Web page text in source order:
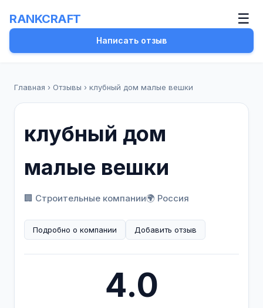
RANKCRAFT ☰
Написать отзыв
Главная › Отзывы › клубный дом малые вешки
клубный дом
малые вешки
🏢 Строительные компании🌍 Россия
Подробно о компании Добавить отзыв
4.0